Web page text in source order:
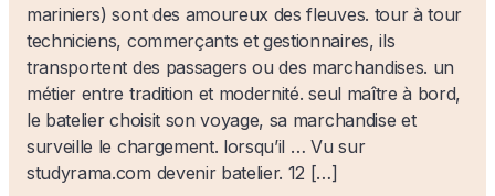
mariniers) sont des amoureux des fleuves. tour à tour
techniciens, commerçants et gestionnaires, ils
transportent des passagers ou des marchandises. un
métier entre tradition et modernité. seul maître à bord,
le batelier choisit son voyage, sa marchandise et
surveille le chargement. lorsqu’il … Vu sur
studyrama.com devenir batelier. 12 […]